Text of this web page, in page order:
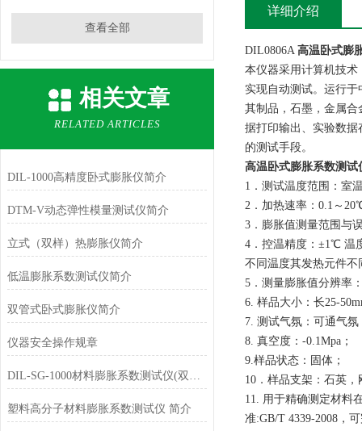
查看全部
相关文章
RELATED ARTICLES
DIL-1000高精度卧式膨胀仪简介
DTM-V动态弹性模量测试仪简介
立式（双样）热膨胀仪简介
低温膨胀系数测试仪简介
双管式卧式膨胀仪简介
仪器安全操作规章
DIL-SG-1000材料膨胀系数测试仪(双管式)简介
塑料高分子材料膨胀系数测试仪 简介
详细介绍
DIL0806A 高温卧式膨
本仪器采用计算机技
实现自动测试。运行
其制品，石墨，金属
据打印输出、实验数
的测试手段。
高温卧式膨胀系数测试
1．测试温度范围：室
2．加热速率：0.1～
3．膨胀值测量范围与
4．控温精度：±1℃ 温
不同温度其发热元
5．测量膨胀值分辨率
6. 样品大小：长25-
7. 测试气氛：可通气
8. 真空度：-0.1Mpa；
9.样品状态：固体；
10．样品支架：石英，
11. 用于精确测定材料
准:GB/T 4339-2008，